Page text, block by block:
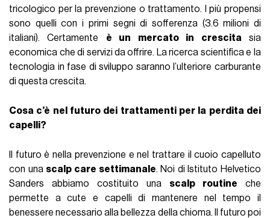
tricologico per la prevenzione o trattamento. I più propensi
sono quelli con i primi segni di sofferenza (3.6 milioni di
italiani). Certamente è un mercato in crescita sia
economica che di servizi da offrire. La ricerca scientifica e la
tecnologia in fase di sviluppo saranno l’ulteriore carburante
di questa crescita.
Cosa c’è nel futuro dei trattamenti per la perdita dei
capelli?
Il futuro è nella prevenzione e nel trattare il cuoio capelluto
con una scalp care settimanale. Noi di Istituto Helvetico
Sanders abbiamo costituito una scalp routine che
permette a cute e capelli di mantenere nel tempo il
benessere necessario alla bellezza della chioma. Il futuro poi